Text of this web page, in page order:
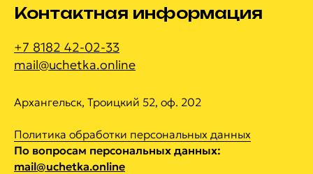
Контактная информация
+7 8182 42-02-33
mail@uchetka.online
Архангельск, Троицкий 52, оф. 202
Политика обработки персональных данных
По вопросам персональных данных:
mail@uchetka.online